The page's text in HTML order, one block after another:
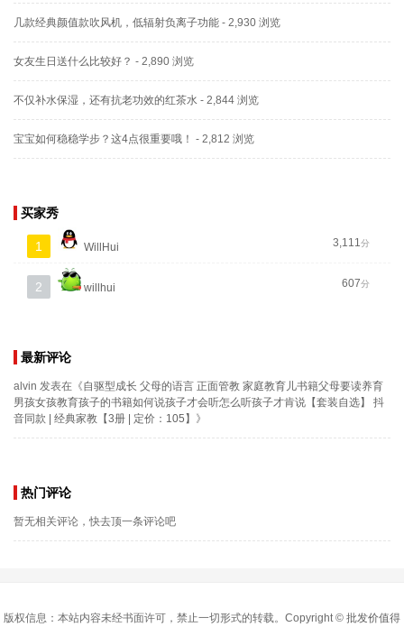
几款经典颜值款吹风机，低辐射负离子功能 - 2,930 浏览
女友生日送什么比较好？ - 2,890 浏览
不仅补水保湿，还有抗老功效的红茶水 - 2,844 浏览
宝宝如何稳稳学步？这4点很重要哦！ - 2,812 浏览
买家秀
1 WillHui 3,111分
2 willhui 607分
最新评论
alvin 发表在《自驱型成长 父母的语言 正面管教 家庭教育儿书籍父母要读养育
男孩女孩教育孩子的书籍如何说孩子才会听怎么听孩子才肯说【套装自选】 抖
音同款 | 经典家教【3册 | 定价：105】 》
热门评论
暂无相关评论，快去顶一条评论吧
版权信息：本站内容未经书面许可，禁止一切形式的转载。Copyright © 批发价值得